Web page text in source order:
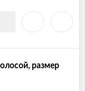
размер